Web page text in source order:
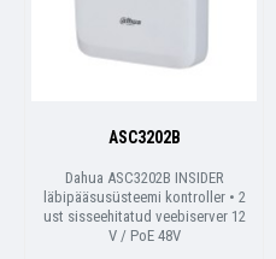
ASC3202B
Dahua ASC3202B INSIDER
läbipääsusüsteemi kontroller • 2
ust sisseehitatud veebiserver 12
V / PoE 48V